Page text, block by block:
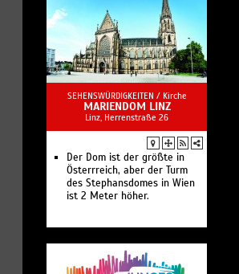
SEHENSWÜRDIGKEITEN / Kirche
MARIENDOM LINZ
Linz, Herrenstraße 26
Der Dom ist der größte in
Österrreich, aber der Turm
des Stephansdomes in Wien
ist 2 Meter höher.